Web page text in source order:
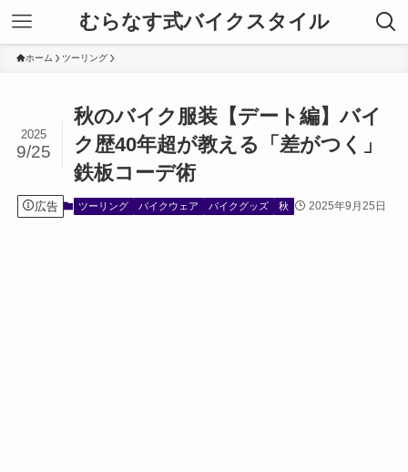
むらなす式バイクスタイル
ホーム ツーリング
秋のバイク服装【デート編】バイ
ク歴40年超が教える「差がつく」
鉄板コーデ術
2025
9/25
広告 ツーリング バイクウェア バイクグッズ 秋 2025年9月25日